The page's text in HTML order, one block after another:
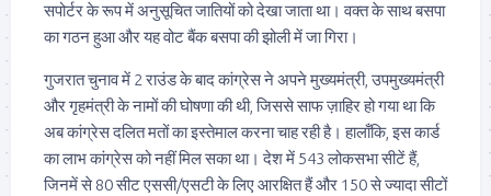
सपोर्टर के रूप में अनुसूचित जातियों को देखा जाता था। वक्त के साथ बसपा
का गठन हुआ और यह वोट बैंक बसपा की झोली में जा गिरा।
गुजरात चुनाव में 2 राउंड के बाद कांग्रेस ने अपने मुख्यमंत्री, उपमुख्यमंत्री
और गृहमंत्री के नामों की घोषणा की थी, जिससे साफ ज़ाहिर हो गया था कि
अब कांग्रेस दलित मतों का इस्तेमाल करना चाह रही है। हालाँकि, इस कार्ड
का लाभ कांग्रेस को नहीं मिल सका था। देश में 543 लोकसभा सीटें हैं,
जिनमें से 80 सीट एससी/एसटी के लिए आरक्षित हैं और 150 से ज्यादा सीटों